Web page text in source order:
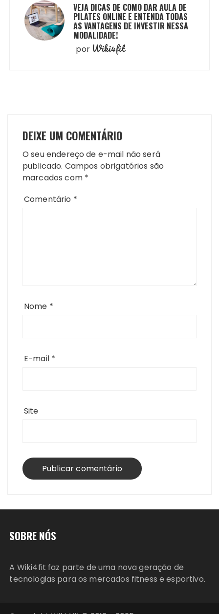
VEJA DICAS DE COMO DAR AULA DE
PILATES ONLINE E ENTENDA TODAS
AS VANTAGENS DE INVESTIR NESSA
MODALIDADE!
por Wiki4fit
DEIXE UM COMENTÁRIO
O seu endereço de e-mail não será
publicado. Campos obrigatórios são
marcados com *
Comentário *
Nome *
E-mail *
Site
SOBRE NÓS
A Wiki4fit faz parte de uma nova geração de
tecnologias para os mercados fitness e esportivo.